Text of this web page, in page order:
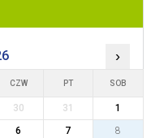
›
CZW PT SOB
30 31
1
6 7
8